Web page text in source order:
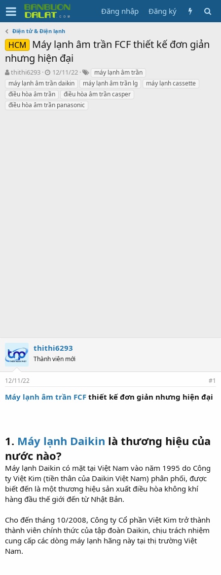
Đăng nhập Đăng ký
Điện tử & Điện lạnh
HCM
Máy lạnh âm trần FCF thiết kế đơn giản
nhưng hiện đại
N
g
ư
ờ
i
thithi6293
N
g
à
y
g
12/11/22
T
ừ
k
h
máy lạnh âm trần
máy lạnh âm trần daikin
máy lạnh âm trần lg
máy lạnh cassette
điều hòa âm trần
điều hòa âm trần casper
điều hòa âm trần panasonic
thithi6293
Thành viên mới
12/11/22 #1
Máy lạnh âm trần FCF thiết kế đơn giản nhưng hiện đại
1. Máy lạnh Daikin là thương hiệu của
nước nào?
Máy lạnh Daikin có mặt tại Việt Nam vào năm 1995 do Công
ty Việt Kim (tiền thân của Daikin Việt Nam) phân phối, được
biết đến là một thương hiệu sản xuất điều hòa không khí
hàng đầu thế giới đến từ Nhật Bản.
Cho đến tháng 10/2008, Công ty Cổ phần Việt Kim trở thành
thành viên chính thức của tập đoàn Daikin, chịu trách nhiệm
cung cấp các dòng máy lạnh hãng này tại thị trường Việt
Nam.